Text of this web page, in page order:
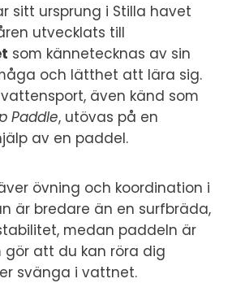
sitt ursprung i Stilla havet
utvecklats till
som kännetecknas av sin
och lätthet att lära sig.
även känd som
Paddle, utövas på en
av en paddel.
övning och koordination i
är bredare än en surfbräda,
medan paddeln är
gör att du kan röra dig
svänga i vattnet.